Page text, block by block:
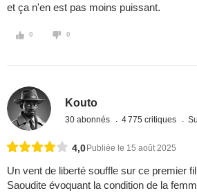
et ça n'en est pas moins puissant.
0 0
Kouto
30 abonnés 4 775 critiques
4,0 Publiée le 15 août 2025
Un vent de liberté souffle sur ce premier
Saoudite évoquant la condition de la